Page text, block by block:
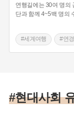
연행길에는 30여 명의
단과 함께 4~5백 명의
#세계여행 #연
#죽음의 여행
#현대사회